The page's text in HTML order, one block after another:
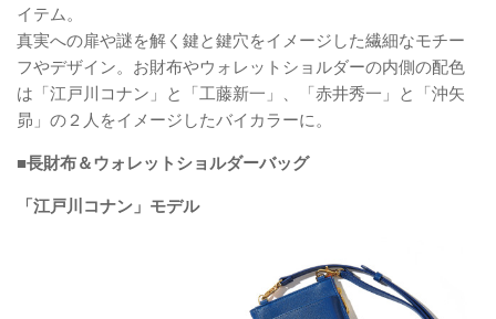
イテム。
真実への扉や謎を解く鍵と鍵穴をイメージした繊細なモチー
フやデザイン。お財布やウォレットショルダーの内側の配色
は「江戸川コナン」と「工藤新一」、「赤井秀一」と「沖矢
昴」の２人をイメージしたバイカラーに。
■長財布＆ウォレットショルダーバッグ
「江戸川コナン」モデル